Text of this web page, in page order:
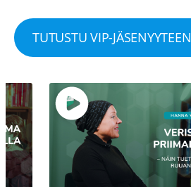
TUTUSTU VIP-JÄSENYYTEEN